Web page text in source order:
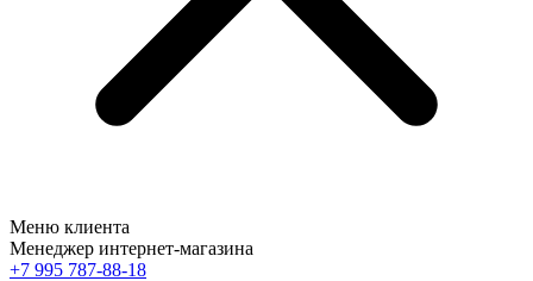
Меню клиента
Менеджер интернет-магазина
+7 995 787-88-18